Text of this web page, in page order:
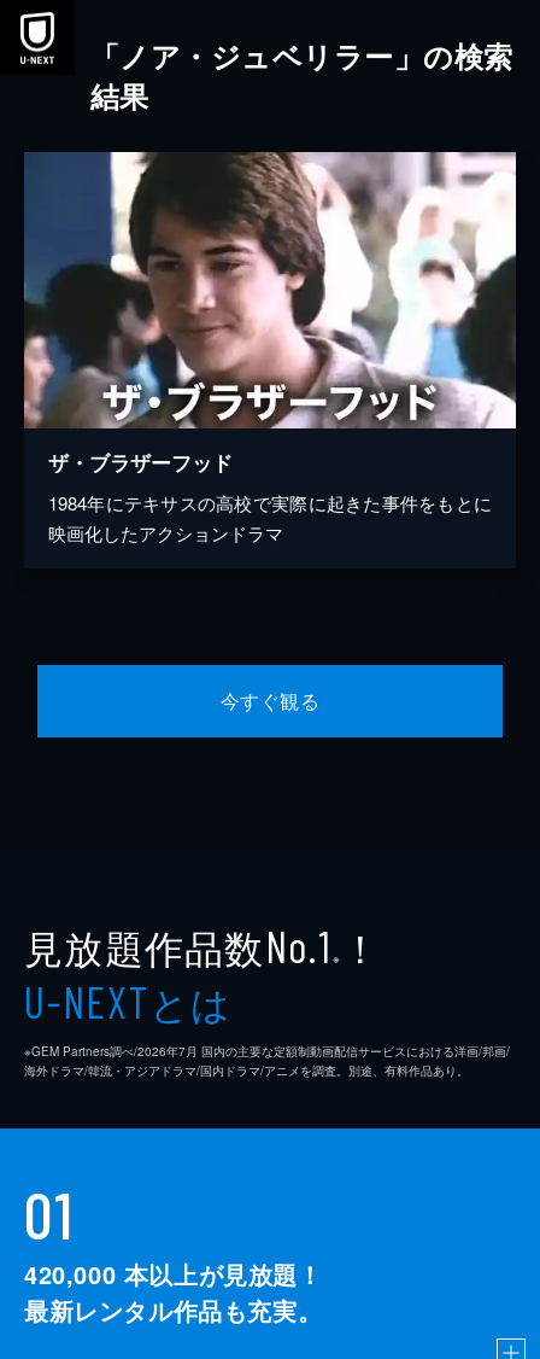
本文へスキップ
「ノア・ジュベリラー」の検索
結果
ザ・ブラザーフッド
1984年にテキサスの高校で実際に起きた事件をもとに
映画化したアクションドラマ
今すぐ観る
見放題作品数No.1 ※ ！
U-NEXTとは
※GEM Partners調べ/2026年7⽉ 国内の主要な定額制動画配信サービスにおける洋画/邦画/
海外ドラマ/韓流・アジアドラマ/国内ドラマ/アニメを調査。別途、有料作品あり。
01
420,000 本以上が見放題！
最新レンタル作品も充実。